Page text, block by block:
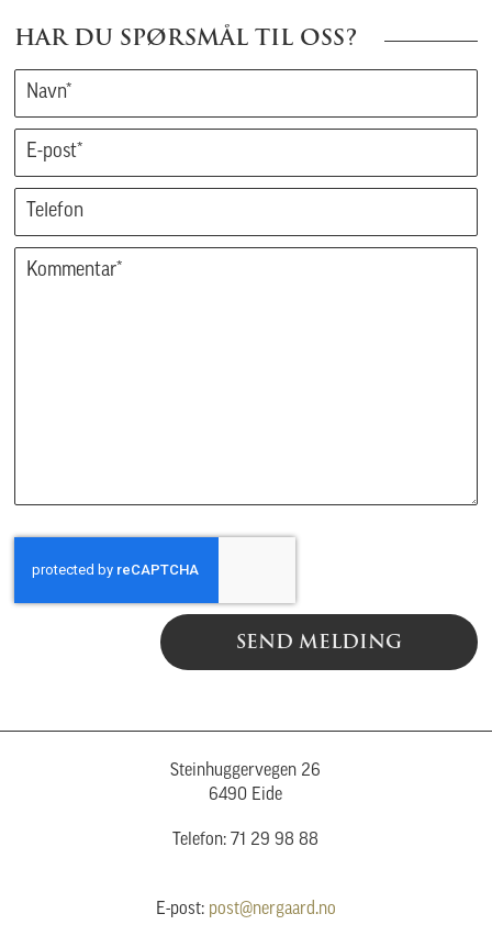
HAR DU SPØRSMÅL TIL OSS?
SEND MELDING
Steinhuggervegen 26
6490 Eide
Telefon: 71 29 98 88
E-post: post@nergaard.no